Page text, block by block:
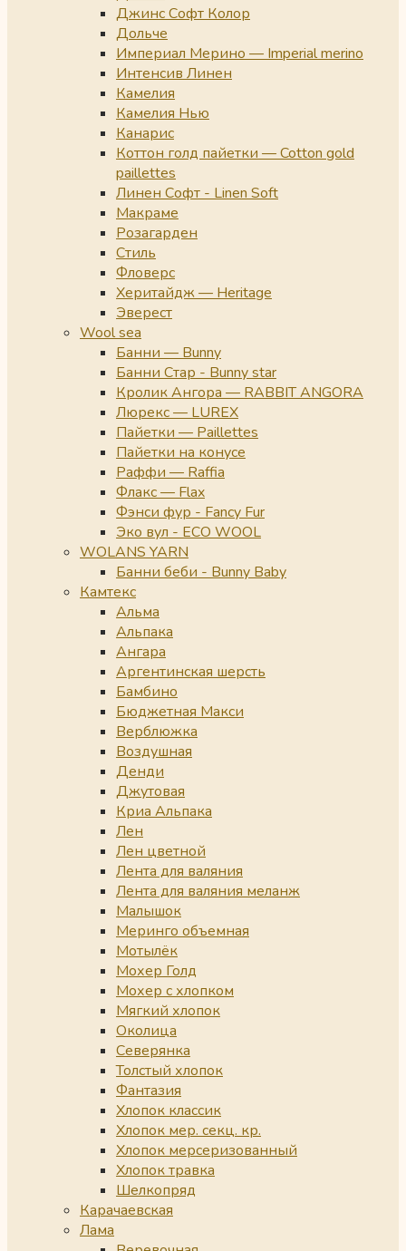
Джинс Софт Колор
Дольче
Империал Мерино — Imperial merino
Интенсив Линен
Камелия
Камелия Нью
Канарис
Коттон голд пайетки — Cotton gold
paillettes
Линен Софт - Linen Soft
Макраме
Розагарден
Стиль
Фловерс
Херитайдж — Heritage
Эверест
Wool sea
Банни — Bunny
Банни Стар - Bunny star
Кролик Ангора — RABBIT ANGORA
Люрекс — LUREX
Пайетки — Paillettes
Пайетки на конусе
Раффи — Raffia
Флакс — Flax
Фэнси фур - Fancy Fur
Эко вул - ECO WOOL
WOLANS YARN
Банни беби - Bunny Baby
Камтекс
Альма
Альпака
Ангара
Аргентинская шерсть
Бамбино
Бюджетная Макси
Верблюжка
Воздушная
Денди
Джутовая
Криа Альпака
Лен
Лен цветной
Лента для валяния
Лента для валяния меланж
Малышок
Меринго объемная
Мотылёк
Мохер Голд
Мохер с хлопком
Мягкий хлопок
Околица
Северянка
Толстый хлопок
Фантазия
Хлопок классик
Хлопок мер. секц. кр.
Хлопок мерсеризованный
Хлопок травка
Шелкопряд
Карачаевская
Лама